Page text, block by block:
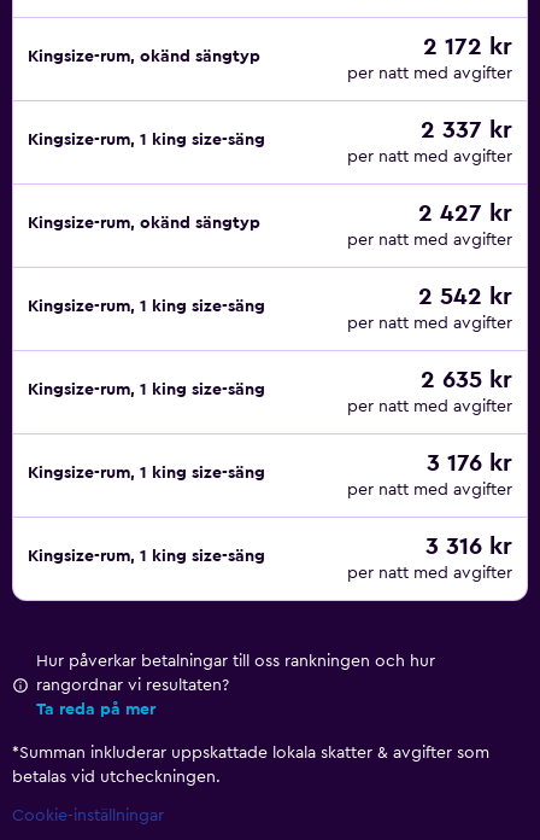
Kingsize-rum, okänd sängtyp 2 172 kr
per natt med avgifter
Kingsize-rum, 1 king size-säng 2 337 kr
per natt med avgifter
Kingsize-rum, okänd sängtyp 2 427 kr
per natt med avgifter
Kingsize-rum, 1 king size-säng 2 542 kr
per natt med avgifter
Kingsize-rum, 1 king size-säng 2 635 kr
per natt med avgifter
Kingsize-rum, 1 king size-säng 3 176 kr
per natt med avgifter
Kingsize-rum, 1 king size-säng 3 316 kr
per natt med avgifter
Hur påverkar betalningar till oss rankningen och hur
rangordnar vi resultaten?
Ta reda på mer
*Summan inkluderar uppskattade lokala skatter & avgifter som
betalas vid utcheckningen.
Cookie-inställningar